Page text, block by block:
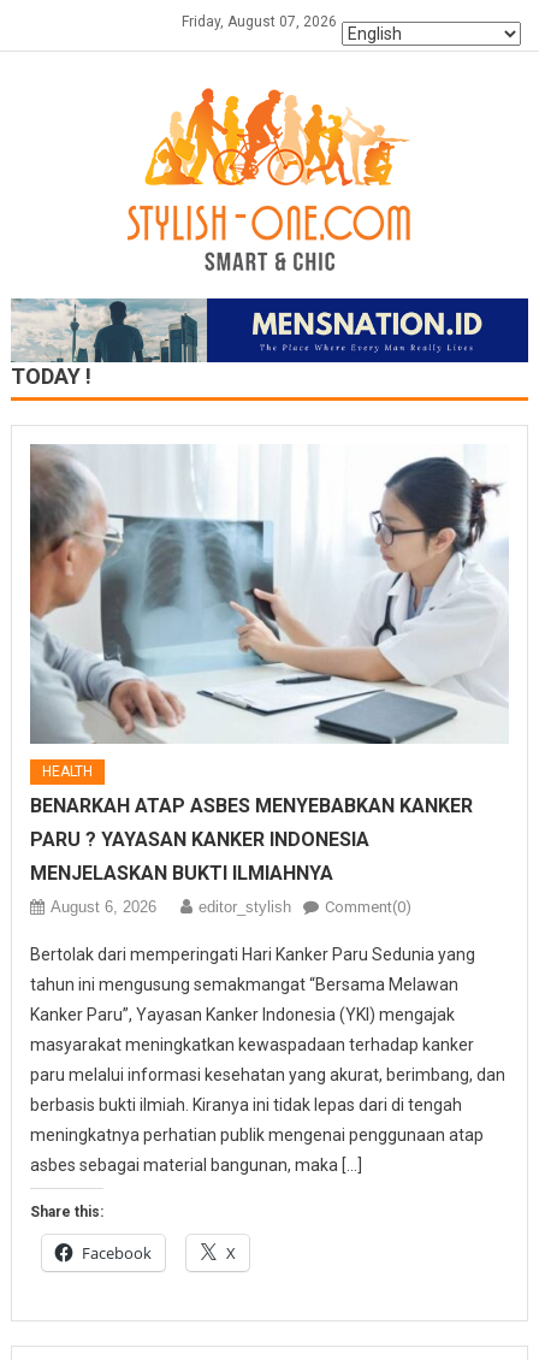
Friday, August 07, 2026
TODAY !
HEALTH
BENARKAH ATAP ASBES MENYEBABKAN KANKER
PARU ? YAYASAN KANKER INDONESIA
MENJELASKAN BUKTI ILMIAHNYA
August 6, 2026 editor_stylish Comment(0)
Bertolak dari memperingati Hari Kanker Paru Sedunia yang
tahun ini mengusung semakmangat “Bersama Melawan
Kanker Paru”, Yayasan Kanker Indonesia (YKI) mengajak
masyarakat meningkatkan kewaspadaan terhadap kanker
paru melalui informasi kesehatan yang akurat, berimbang, dan
berbasis bukti ilmiah. Kiranya ini tidak lepas dari di tengah
meningkatnya perhatian publik mengenai penggunaan atap
asbes sebagai material bangunan, maka […]
Share this:
Facebook X